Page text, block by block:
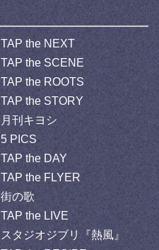
TAP the NEXT
TAP the SCENE
TAP the ROOTS
TAP the STORY
月刊キヨシ
5 PICS
TAP the DAY
TAP the FLYER
街の歌
TAP the LIVE
スタジオジブリ『熱風』